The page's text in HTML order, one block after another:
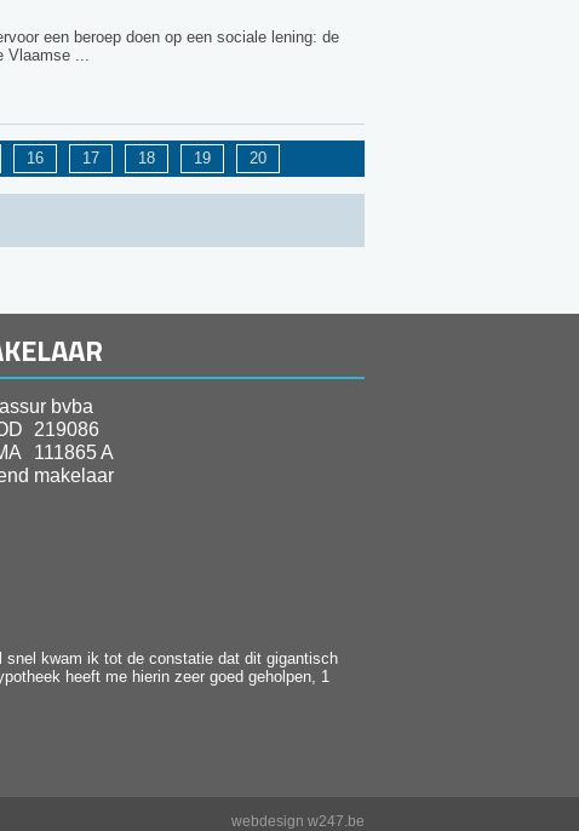
een beroep doen op een sociale lening: de
Vlaamse ...
16 17 18 19 20
bvba
219086
111865 A
makelaar
snel kwam ik tot de constatie dat dit gigantisch
heeft me hierin zeer goed geholpen, 1
webdesign w247.be